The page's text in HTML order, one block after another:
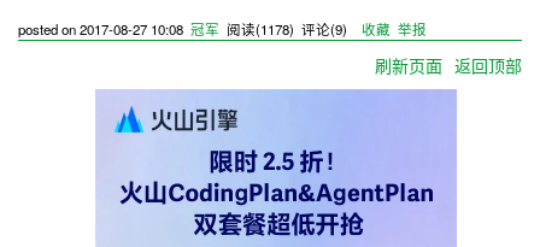
posted on2017-08-27 10:08 冠军 阅读(1178) 评论(9) 收藏 举报
刷新页面 返回顶部